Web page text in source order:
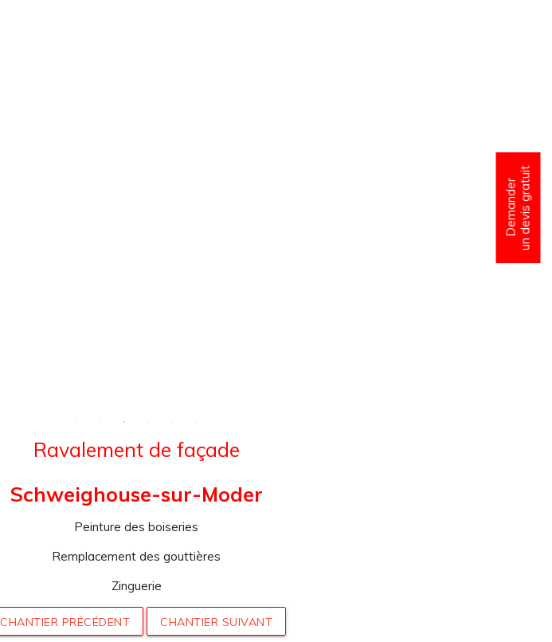
Demanderun devis gratuit
Ravalement de façade
Schweighouse-sur-Moder
Peinture des boiseries
Remplacement des gouttières
Zinguerie
CHANTIER PRÉCÉDENT CHANTIER SUIVANT